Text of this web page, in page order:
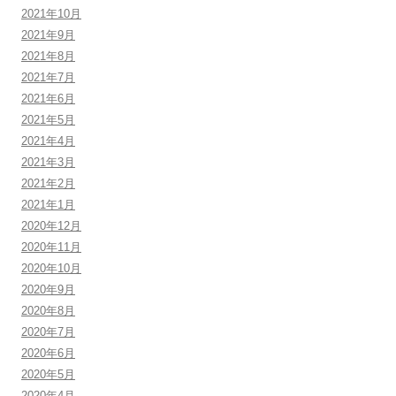
2021年10月
2021年9月
2021年8月
2021年7月
2021年6月
2021年5月
2021年4月
2021年3月
2021年2月
2021年1月
2020年12月
2020年11月
2020年10月
2020年9月
2020年8月
2020年7月
2020年6月
2020年5月